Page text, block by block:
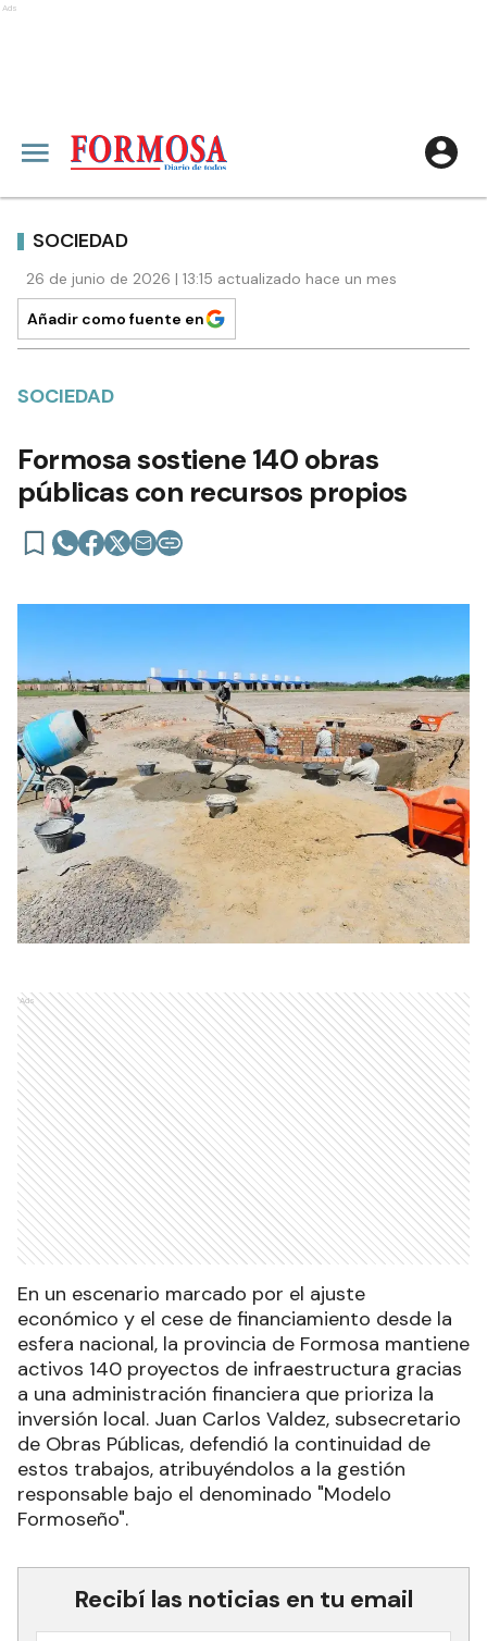
Ads
SOCIEDAD
26 de junio de 2026 | 13:15 actualizado hace un mes
Añadir como fuente en
SOCIEDAD
Formosa sostiene 140 obras
públicas con recursos propios
Ads
En un escenario marcado por el ajuste
económico y el cese de financiamiento desde la
esfera nacional, la provincia de Formosa mantiene
activos 140 proyectos de infraestructura gracias
a una administración financiera que prioriza la
inversión local. Juan Carlos Valdez, subsecretario
de Obras Públicas, defendió la continuidad de
estos trabajos, atribuyéndolos a la gestión
responsable bajo el denominado "Modelo
Formoseño".
Recibí las noticias en tu email